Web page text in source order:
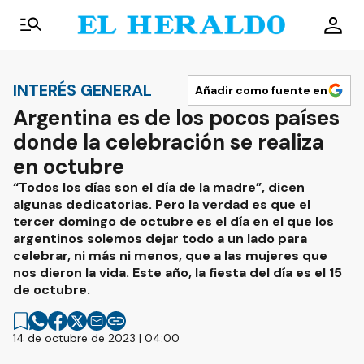
INTERÉS GENERAL Añadir como fuente en
Argentina es de los pocos países
donde la celebración se realiza
en octubre
“Todos los días son el día de la madre”, dicen
algunas dedicatorias. Pero la verdad es que el
tercer domingo de octubre es el día en el que los
argentinos solemos dejar todo a un lado para
celebrar, ni más ni menos, que a las mujeres que
nos dieron la vida. Este año, la fiesta del día es el 15
de octubre.
14 de octubre de 2023 | 04:00